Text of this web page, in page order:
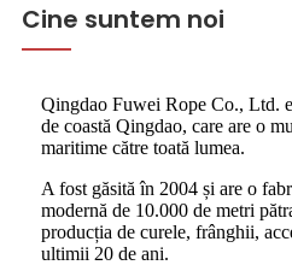
Cine suntem noi
Qingdao Fuwei Rope Co., Ltd.
de coastă Qingdao, care are o
maritime către toată lumea.
A fost găsită în 2004 și are o
modernă de 10.000 de metri
producția de curele, frânghii,
ultimii 20 de ani.